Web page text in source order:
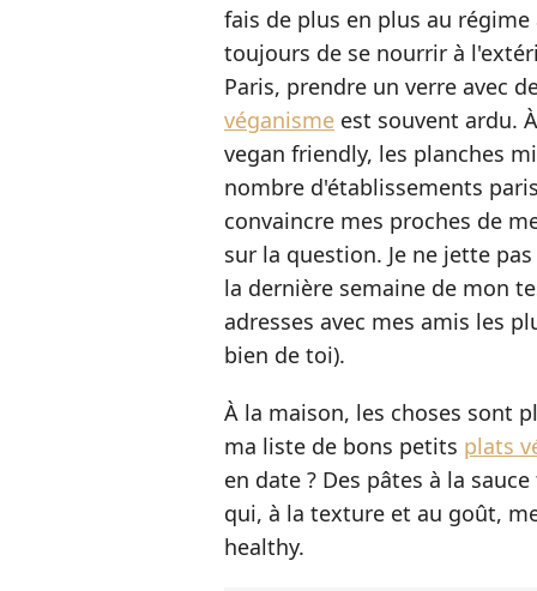
fais de plus en plus au
toujours de se nourrir à
Paris, prendre un verre avec
véganisme est souvent ardu.
vegan friendly, les planches
nombre d'établissements
convaincre mes proches de
sur la question. Je ne jette
la dernière semaine de mon
adresses avec mes amis les
bien de toi).
À la maison, les choses sont
ma liste de bons petits plats
en date ? Des pâtes à la
qui, à la texture et au goût,
healthy.